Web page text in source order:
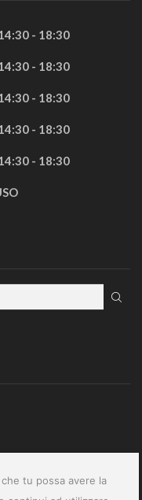
tu possa avere la
- 18:30
- 18:30
- 18:30
- 18:30
- 18:30